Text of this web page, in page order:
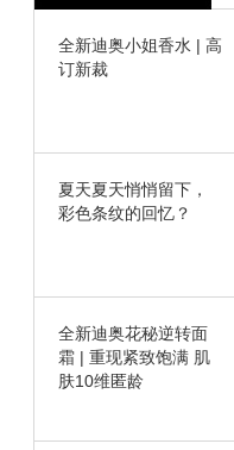
全新迪奥小姐香水 | 高
订新裁
夏天夏天悄悄留下，
彩色条纹的回忆？
全新迪奥花秘逆转面
霜 | 重现紧致饱满 肌
肤10维匿龄